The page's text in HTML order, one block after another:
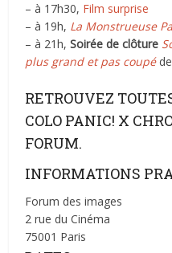
– à 17h30, Film surprise
– à 19h, La Monstrueuse
– à 21h,Soirée de clôture
plus grand et pas coupé
RETROUVEZ
COLO PANIC! X
FORUM.
INFORMATIONS
Forum des images
2 rue du Cinéma
75001 Paris